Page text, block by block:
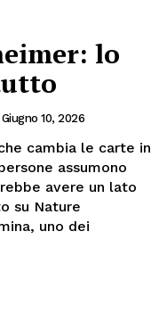
lo
Giugno 10, 2026
cambia le carte in
assumono
avere un lato
su Nature
uno dei